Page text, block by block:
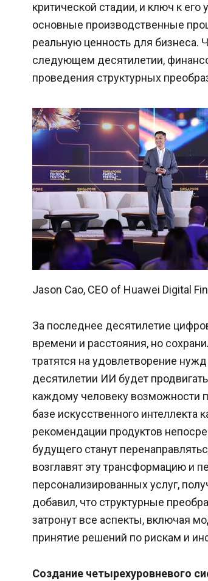
критической стадии, и ключ к его
основные производственные
реальную ценность для бизнеса.
следующем десятилетии,
проведения структурных
Jason Cao, CEO of Huawei Digital
За последнее десятилетие
времени и расстояния, но
тратятся на удовлетворение
десятилетии ИИ будет
каждому человеку возможности
базе искусственного интеллекта
рекомендации продуктов
будущего станут
возглавят эту трансформацию и
персонализированных услуг,
добавил, что структурные
затронут все аспекты, включая
принятие решений по рискам и
Создание четырехуровневого